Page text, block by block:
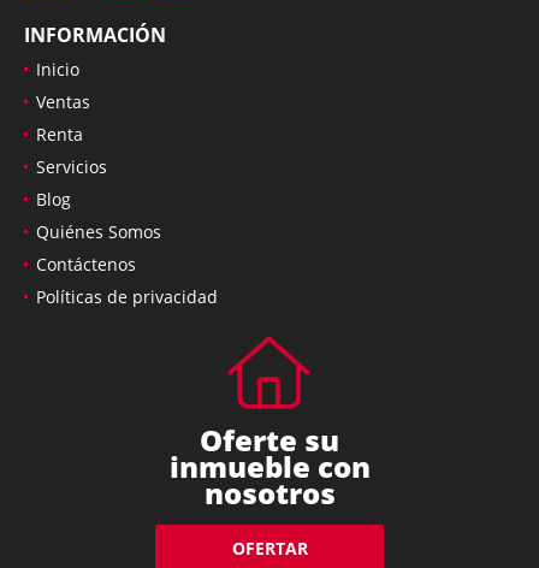
INFORMACIÓN
Inicio
Ventas
Renta
Servicios
Blog
Quiénes Somos
Contáctenos
Políticas de privacidad
Oferte su
inmueble con
nosotros
OFERTAR